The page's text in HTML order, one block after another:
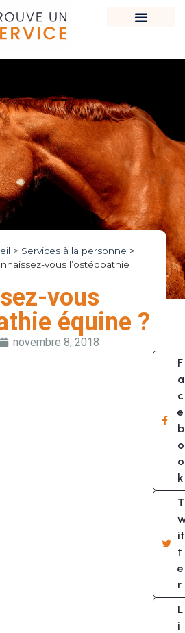
> Services à la personne >
vous l’ostéopathie
vous
équine ?
novembre 8, 2018
F
a
c
e
b
o
o
k
T
it
t
e
r
L
i